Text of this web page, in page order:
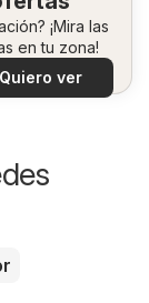
¡Mira las
en tu zona!
Quiero ver